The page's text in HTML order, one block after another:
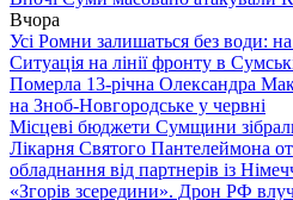
Вчора
Усі Ромни залишаться без води: на
Ситуація на лінії фронту в
Померла 13-річна Олександра
на Зноб-Новгородське у червні
Місцеві бюджети Сумщини
Лікарня Святого Пантелеймона
обладнання від партнерів із
«Згорів зсередини». Дрон РФ